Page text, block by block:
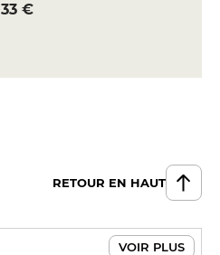
33 €
RETOUR EN HAUT
VOIR PLUS